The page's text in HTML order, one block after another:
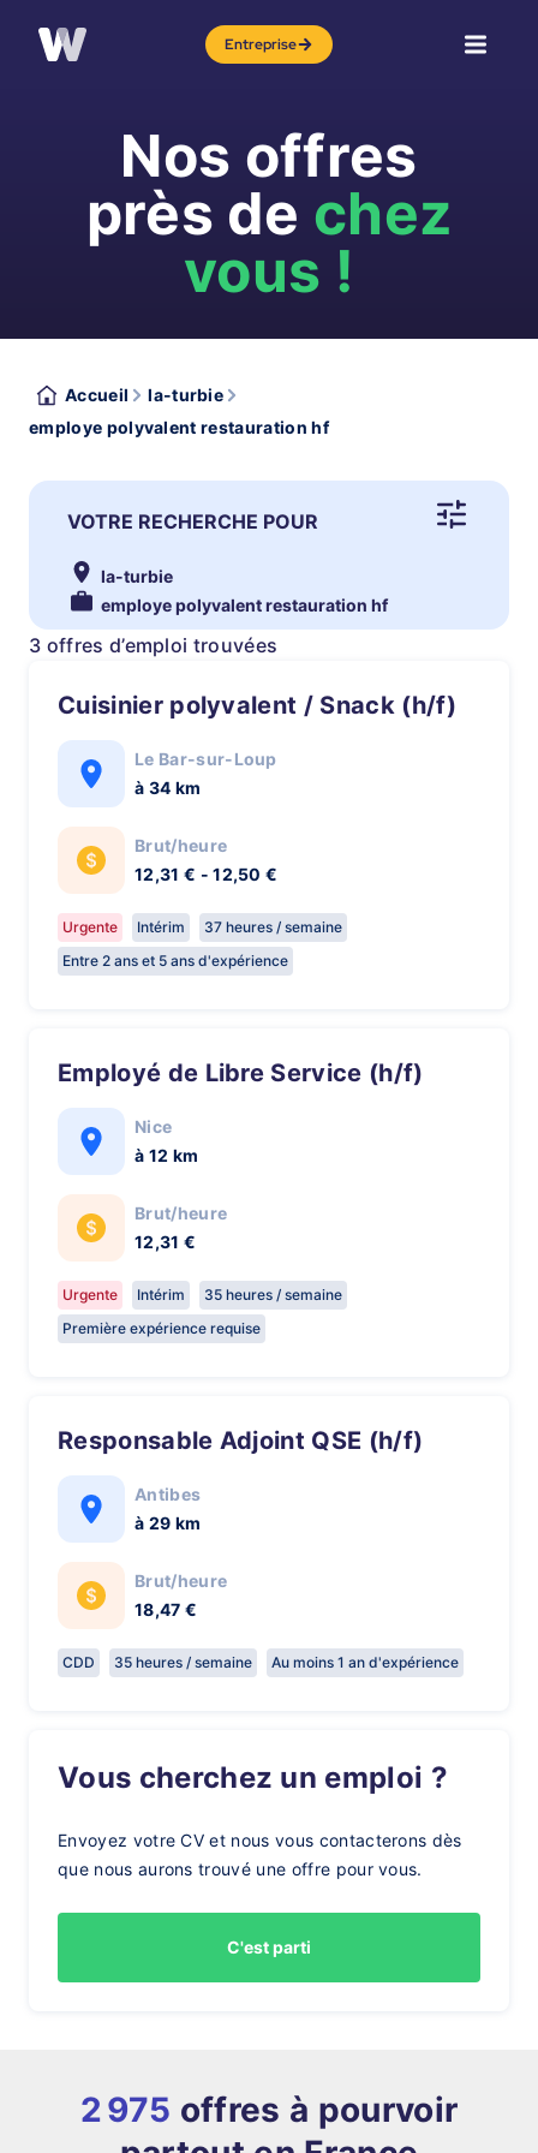
Entreprise
Nos offres
près de chez
vous !
Accueil
la-turbie
employe polyvalent restauration hf
VOTRE RECHERCHE POUR
la-turbie
employe polyvalent restauration hf
3 offres d’emploi trouvées
Cuisinier polyvalent / Snack (h/f)
Le Bar-sur-Loup
à 34 km
Brut/heure
12,31 € - 12,50 €
Urgente Intérim
37 heures / semaine
Entre 2 ans et 5 ans d'expérience
Employé de Libre Service (h/f)
Nice
à 12 km
Brut/heure
12,31 €
Urgente Intérim
35 heures / semaine
Première expérience requise
Responsable Adjoint QSE (h/f)
Antibes
à 29 km
Brut/heure
18,47 €
CDD 35 heures / semaine Au moins 1 an d'expérience
Vous cherchez un emploi ?
Envoyez votre CV et nous vous contacterons dès
que nous aurons trouvé une offre pour vous.
C'est parti
2 975 offres à pourvoir